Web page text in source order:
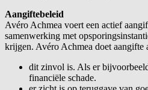
Aangiftebeleid
Avéro Achmea voert een actief
samenwerking met
krijgen. Avéro Achmea doet aangifte
dit zinvol is. Als er
financiële schade.